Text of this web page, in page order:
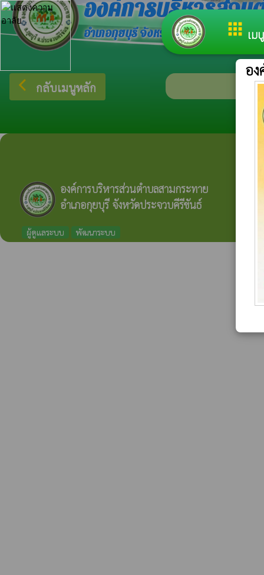
appsเม
องค์การบริหารส่วน
อำเภอกุยบุรี จังหวัดประจวบคีรีขันธ์
arrow_back_ios กลับเมนูหลัก
องค์การบริหารส่วนตำบลสามกระทาย
อำเภอกุยบุรี จังหวัดประจวบคีรีขันธ์
ผู้ดูแลระบบ พัฒนาระบบ
อ